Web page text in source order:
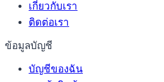
เกี่ยวกับเรา
ติดต่อเรา
ข้อมูลบัญชี
บัญชีของฉัน